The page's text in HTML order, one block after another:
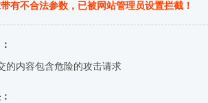
有不合法参数，已被网站管理员设置拦截！
的内容包含危险的攻击请求